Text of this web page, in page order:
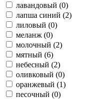
лавандовый (0)
лапша синий (2)
лиловый (0)
меланж (0)
молочный (2)
мятный (6)
небесный (2)
оливковый (0)
оранжевый (1)
песочный (0)